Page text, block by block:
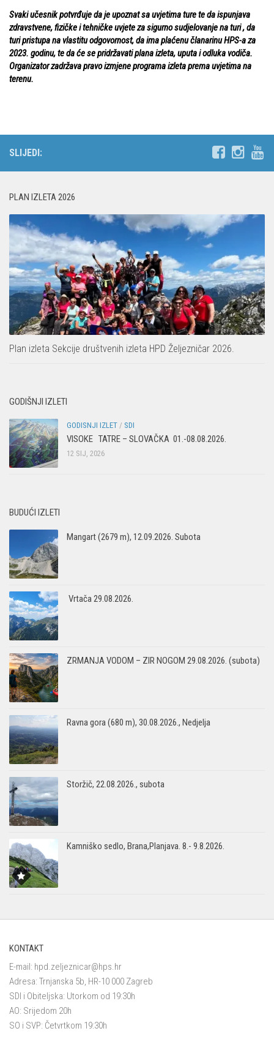
Svaki učesnik potvrđuje da je upoznat sa uvjetima ture te da ispunjava
zdravstvene, fizičke i tehničke uvjete za sigurno sudjelovanje na turi , da
turi pristupa na vlastitu odgovornost, da ima plaćenu članarinu HPS-a za
2023. godinu, te da će se pridržavati plana izleta, uputa i odluka vodiča.
Organizator zadržava pravo izmjene programa izleta prema uvjetima na
terenu.
SLIJEDI:
PLAN IZLETA 2026
Plan izleta Sekcije društvenih izleta HPD Željezničar 2026.
GODIŠNJI IZLETI
GODISNJI IZLET / SDI
VISOKE TATRE – SLOVAČKA 01.-08.08.2026.
12 SIJ, 2026
BUDUĆI IZLETI
Mangart (2679 m), 12.09.2026. Subota
Vrtača 29.08.2026.
ZRMANJA VODOM – ZIR NOGOM 29.08.2026. (subota)
Ravna gora (680 m), 30.08.2026., Nedjelja
Storžič, 22.08.2026., subota
Kamniško sedlo, Brana,Planjava. 8.- 9.8.2026.
KONTAKT
E-mail: hpd.zeljeznicar@hps.hr
Adresa: Trnjanska 5b, HR-10 000 Zagreb
SDI i Obiteljska: Utorkom od 19:30h
AO: Srijedom 20h
SO i SVP: Četvrtkom 19:30h